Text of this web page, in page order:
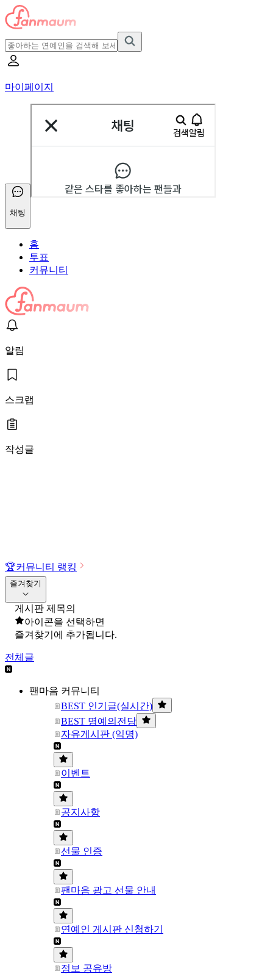
마이페이지
채팅
홈
투표
커뮤니티
알림
스크랩
작성글
🏆커뮤니티 랭킹
즐겨찾기
게시판 제목의
아이콘을 선택하면
즐겨찾기에 추가됩니다.
전체글
팬마음 커뮤니티
BEST 인기글(실시간)
BEST 명예의전당
자유게시판 (익명)
이벤트
공지사항
선물 인증
팬마음 광고 선물 안내
연예인 게시판 신청하기
정보 공유방